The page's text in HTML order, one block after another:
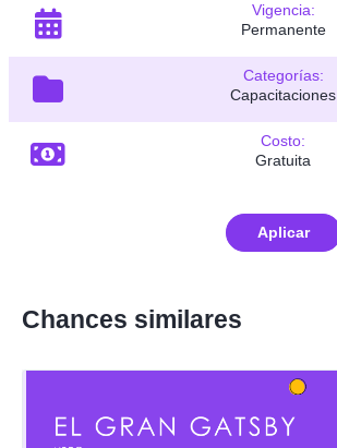
Vigencia:
Permanente
Categorías:
Capacitaciones
Costo:
Gratuita
Aplicar
Chances similares